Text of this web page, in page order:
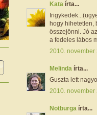
Kata írta...
hogy hihetetlen,
összejönni. Jó
a fedeles lábos
2010. november
Melinda írta...
Guszta lett
2010. november
Notburga írta...